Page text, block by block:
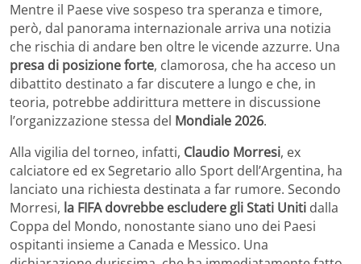
Mentre il Paese vive sospeso tra speranza e timore,
però, dal panorama internazionale arriva una notizia
che rischia di andare ben oltre le vicende azzurre. Una
presa di posizione forte, clamorosa, che ha acceso un
dibattito destinato a far discutere a lungo e che, in
teoria, potrebbe addirittura mettere in discussione
l’organizzazione stessa del Mondiale 2026.
Alla vigilia del torneo, infatti, Claudio Morresi, ex
calciatore ed ex Segretario allo Sport dell’Argentina, ha
lanciato una richiesta destinata a far rumore. Secondo
Morresi, la FIFA dovrebbe escludere gli Stati Uniti dalla
Coppa del Mondo, nonostante siano uno dei Paesi
ospitanti insieme a Canada e Messico. Una